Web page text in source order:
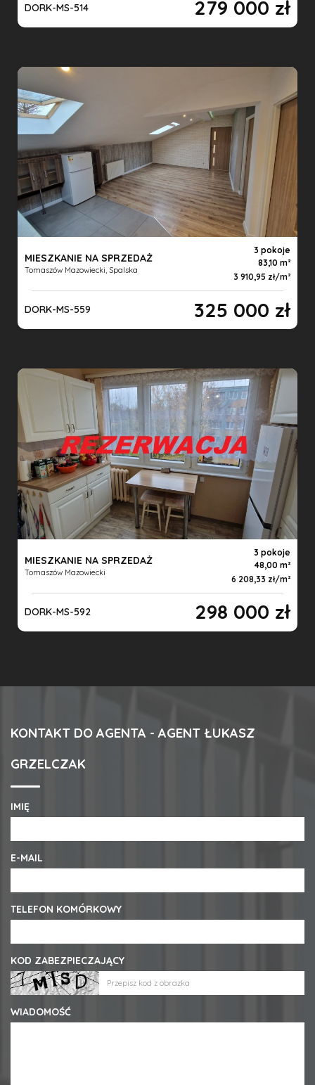
DORK-MS-514 279 000 zł
MIESZKANIE NA SPRZEDAŻ
Tomaszów Mazowiecki, Spalska
3 pokoje
83,10 m
3 910,95 zł/m
DORK-MS-559 325 000 zł
MIESZKANIE NA SPRZEDAŻ
Tomaszów Mazowiecki
3 pokoje
48,00 m
6 208,33 zł/m
DORK-MS-592 298 000 zł
KONTAKT DO AGENTA - AGENT ŁUKASZ
GRZELCZAK
IMIĘ
E-MAIL
TELEFON KOMÓRKOWY
KOD ZABEZPIECZAJĄCY
WIADOMOŚĆ